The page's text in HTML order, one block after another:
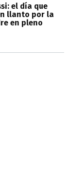
el día que
llanto por la
en pleno